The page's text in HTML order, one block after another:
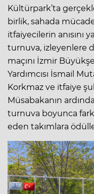
Kültürpark’ta
birlik, sahada
itfaiyecilerin anısını
turnuva, izleyenlere
maçını İzmir
Yardımcısı İsmail
Korkmaz ve itfaiye
Müsabakanın
turnuva boyunca
eden takımlara